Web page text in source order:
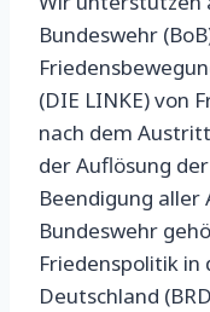
Bundeswehr
(DIE LINKE) von
nach dem
der Auflösung
Beendigung aller
Bundeswehr
Friedenspolitik in
Deutschland